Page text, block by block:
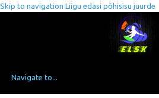
Skip to navigation Liigu edasi põhisisu juurde